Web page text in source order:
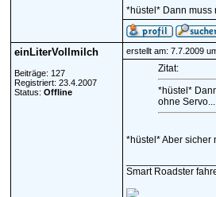
*hüstel* Dann muss
einLiterVollmilch
Beiträge: 127
Registriert: 23.4.2007
Status: Offline
erstellt am: 7.7.2009
Zitat:
*hüstel*
ohne Servo...
*hüstel* Aber sicher
Smart Roadster